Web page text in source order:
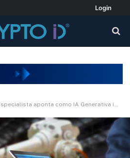
Login
aponta como IA Generativa irá protagonizar a 5ª Revolução Industrial